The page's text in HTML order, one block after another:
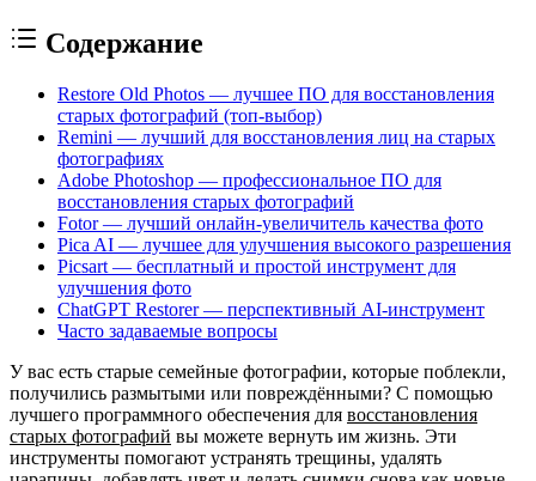
Содержание
Restore Old Photos — лучшее ПО для восстановления
старых фотографий (топ‑выбор)
Remini — лучший для восстановления лиц на старых
фотографиях
Adobe Photoshop — профессиональное ПО для
восстановления старых фотографий
Fotor — лучший онлайн‑увеличитель качества фото
Pica AI — лучшее для улучшения высокого разрешения
Picsart — бесплатный и простой инструмент для
улучшения фото
ChatGPT Restorer — перспективный AI‑инструмент
Часто задаваемые вопросы
У вас есть старые семейные фотографии, которые поблекли,
получились размытыми или повреждёнными? С помощью
лучшего программного обеспечения для восстановления
старых фотографий вы можете вернуть им жизнь. Эти
инструменты помогают устранять трещины, удалять